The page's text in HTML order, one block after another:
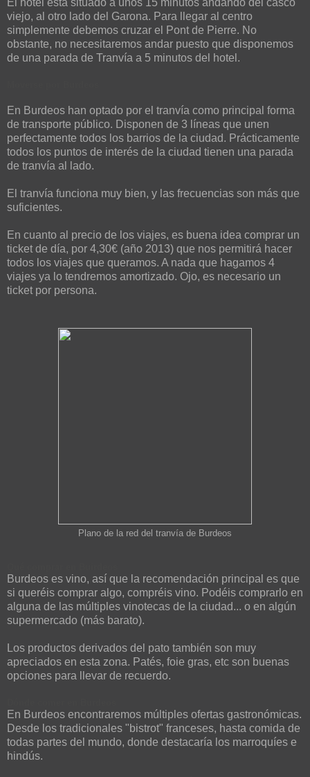
El hotel está situado a unos 15 minutos andando del casco
viejo, al otro lado del Garona. Para llegar al centro
simplemente debemos cruzar el Pont de Pierre. No
obstante, no necesitaremos andar puesto que disponemos
de una parada de Tranvía a 5 minutos del hotel.
En Burdeos han optado por el tranvía como principal forma
de transporte público. Disponen de 3 líneas que unen
perfectamente todos los barrios de la ciudad. Prácticamente
todos los puntos de interés de la ciudad tienen una parada
de tranvía al lado.
El tranvía funciona muy bien, y las frecuencias son más que
suficientes.
En cuanto al precio de los viajes, es buena idea comprar un
ticket de día, por 4,30€ (año 2013) que nos permitirá hacer
todos los viajes que queramos. A nada que hagamos 4
viajes ya lo tendremos amortizado. Ojo, es necesario un
ticket por persona.
Plano de la red del tranvía de Burdeos
Burdeos es vino, así que la recomendación principal es que
si queréis comprar algo, compréis vino. Podéis comprarlo en
alguna de las múltiples vinotecas de la ciudad... o en algún
supermercado (más barato).
Los productos derivados del pato también son muy
apreciados en esta zona. Patés, foie gras, etc son buenas
opciones para llevar de recuerdo.
En Burdeos encontraremos múltiples ofertas gastronómicas.
Desde los tradicionales "bistrot" franceses, hasta comida de
todas partes del mundo, donde destacaría los marroquíes e
hindús.